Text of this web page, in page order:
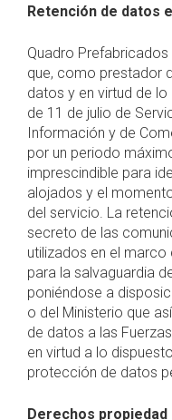
Retención de datos
Quadro
que, como prestador
datos y en virtud de
de 11 de julio de
Información y de
por un periodo
imprescindible para
alojados y el
del servicio. La
secreto de las
utilizados en el marco
para la salvaguardia
poniéndose a
o del Ministerio que
de datos a las
en virtud a lo
protección de datos
Derechos